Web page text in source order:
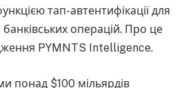
тап-автентифікації для
операцій. Про це
PYMNTS Intelligence.
понад $100 мільярдів